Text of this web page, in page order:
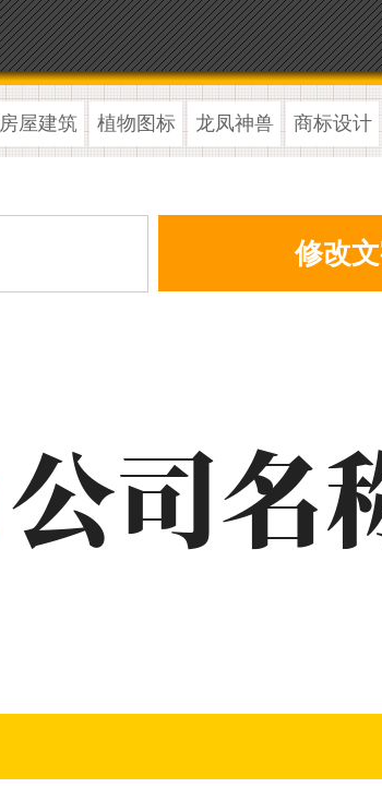
房屋建筑 植物图标 龙凤神兽 商标设计